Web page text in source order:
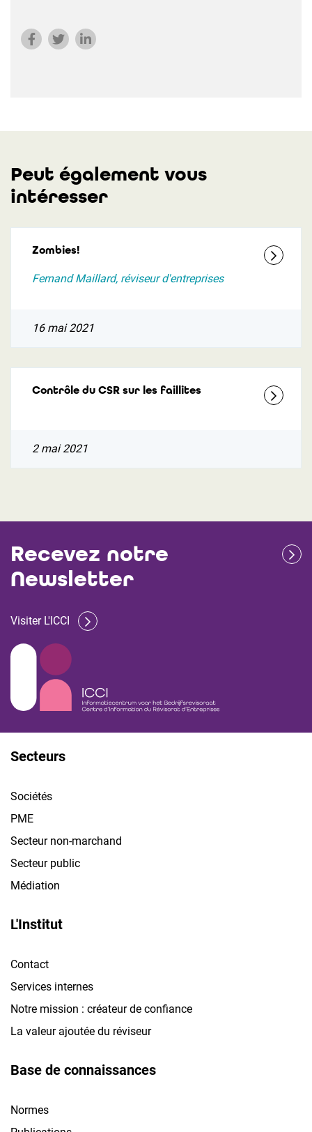
Peut également vous
intéresser
Zombies!
Fernand Maillard, réviseur d'entreprises
16 mai 2021
Contrôle du CSR sur les faillites
2 mai 2021
Recevez notre
Newsletter
Visiter L'ICCI
Secteurs
Sociétés
PME
Secteur non-marchand
Secteur public
Médiation
L'Institut
Contact
Services internes
Notre mission : créateur de confiance
La valeur ajoutée du réviseur
Base de connaissances
Normes